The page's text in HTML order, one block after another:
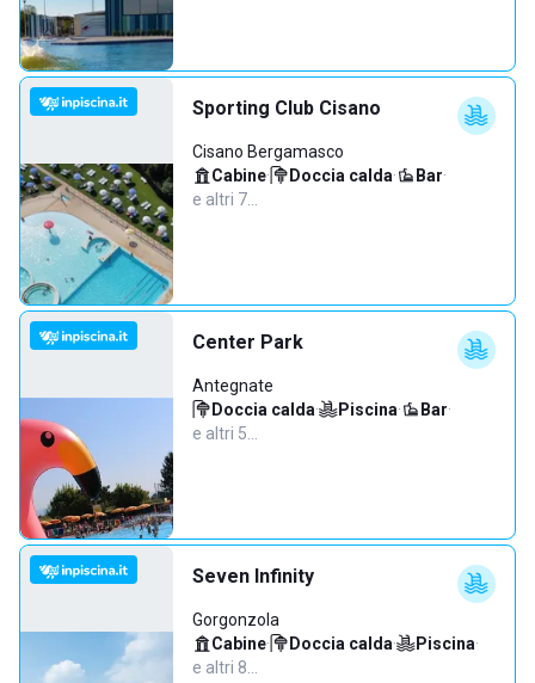
Sporting Club Cisano
Cisano Bergamasco
Cabine· Doccia calda· Bar·
e altri 7…
Center Park
Antegnate
Doccia calda· Piscina· Bar·
e altri 5…
Seven Infinity
Gorgonzola
Cabine· Doccia calda· Piscina·
e altri 8…